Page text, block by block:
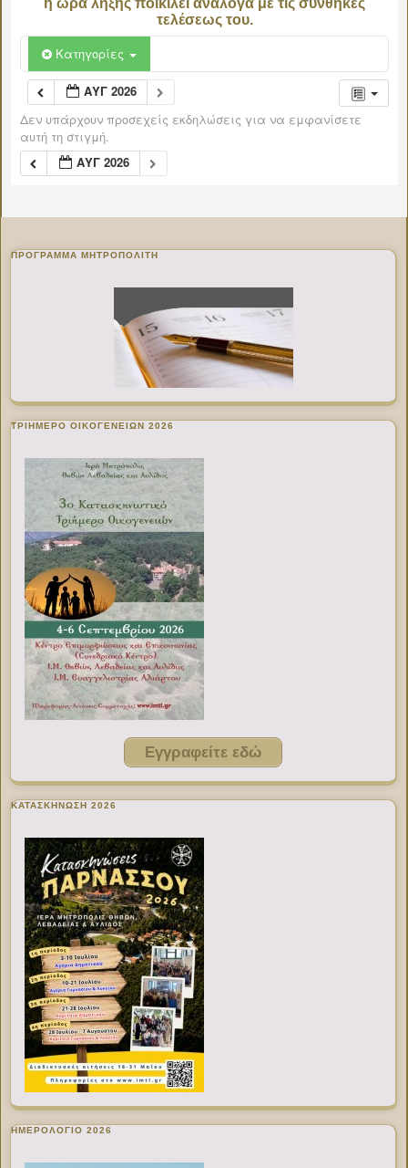
η ώρα λήξης ποικίλει ανάλογα με τις συνθήκες
τελέσεως του.
Κατηγορίες
ΑΥΓ 2026
Δεν υπάρχουν προσεχείς εκδηλώσεις για να εμφανίσετε
αυτή τη στιγμή.
ΑΥΓ 2026
ΠΡΌΓΡΑΜΜΑ ΜΗΤΡΟΠΟΛΊΤΗ
ΤΡΙΗΜΕΡΟ ΟΙΚΟΓΕΝΕΙΩΝ 2026
Εγγραφείτε εδώ
ΚΑΤΑΣΚΗΝΩΣΗ 2026
ΗΜΕΡΟΛΟΓΙΟ 2026